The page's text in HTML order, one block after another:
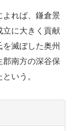
れば、鎌倉景
立に大きく貢献
滅ぼした奥州
郡南方の深谷保
いう。